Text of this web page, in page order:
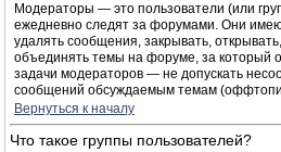
Модераторы — это пользователи (или
ежедневно следят за форумами. Они
удалять сообщения, закрывать,
объединять темы на форуме, за который
задачи модераторов — не допускать
сообщений обсуждаемым темам
Вернуться к началу
Что такое группы пользователей?